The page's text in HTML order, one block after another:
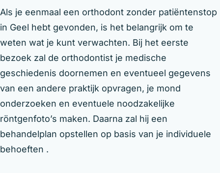
Als je eenmaal een orthodont zonder patiëntenstop
in Geel hebt gevonden, is het belangrijk om te
weten wat je kunt verwachten. Bij het eerste
bezoek zal de orthodontist je medische
geschiedenis doornemen en eventueel gegevens
van een andere praktijk opvragen, je mond
onderzoeken en eventuele noodzakelijke
röntgenfoto’s maken. Daarna zal hij een
behandelplan opstellen op basis van je individuele
behoeften .